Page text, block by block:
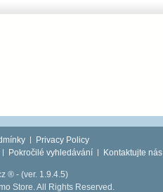
Privacy Policy
Pokročilé vyhledávání Kontaktujte nás
® - (ver. 1.9.4.5)
Store. All Rights Reserved.